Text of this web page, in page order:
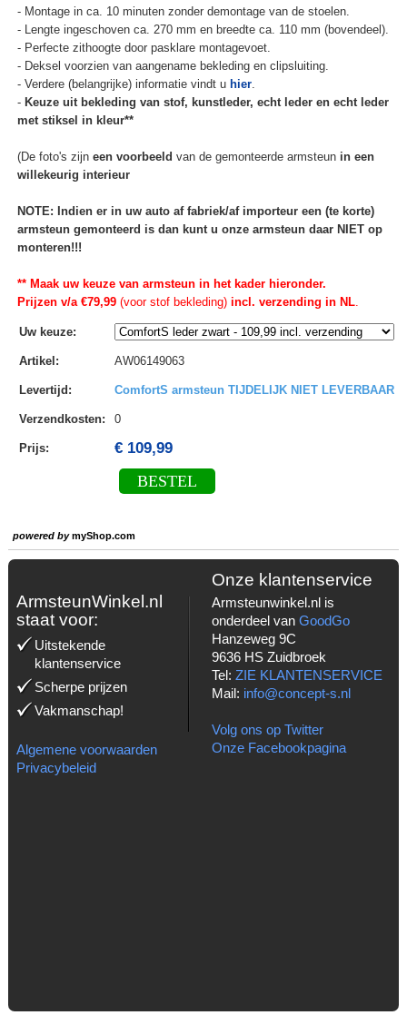
- Montage in ca. 10 minuten zonder demontage van de stoelen.
- Lengte ingeschoven ca. 270 mm en breedte ca. 110 mm (bovendeel).
- Perfecte zithoogte door pasklare montagevoet.
- Deksel voorzien van aangename bekleding en clipsluiting.
- Verdere (belangrijke) informatie vindt u hier.
- Keuze uit bekleding van stof, kunstleder, echt leder en echt leder
met stiksel in kleur**
(De foto's zijn een voorbeeld van de gemonteerde armsteun in een
willekeurig interieur
NOTE: Indien er in uw auto af fabriek/af importeur een (te korte)
armsteun gemonteerd is dan kunt u onze armsteun daar NIET op
monteren!!!
** Maak uw keuze van armsteun in het kader hieronder.
Prijzen v/a €79,99(voor stof bekleding)incl. verzending in NL.
Uw keuze:
Artikel : AW06149063
Levertijd : ComfortS armsteun TIJDELIJK NIET LEVERBAAR
Verzendkosten: 0
Prijs: € 109,99
BESTEL
powered bymyShop.com
ArmsteunWinkel.nl
staat voor:
Uitstekende
klantenservice
Scherpe prijzen
Vakmanschap!
Algemene voorwaarden
Privacybeleid
Onze klantenservice
Armsteunwinkel.nl is
onderdeel van GoodGo
Hanzeweg 9C
9636 HS Zuidbroek
Tel: ZIE KLANTENSERVICE
Mail: info@concept-s.nl
Volg ons op Twitter
Onze Facebookpagina